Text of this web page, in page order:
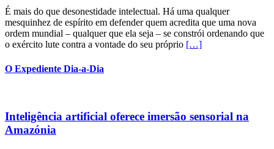
É mais do que desonestidade intelectual. Há uma qualquer
mesquinhez de espírito em defender quem acredita que uma nova
ordem mundial – qualquer que ela seja – se constrói ordenando que
o exército lute contra a vontade do seu próprio […]
O Expediente Dia-a-Dia
Inteligência artificial oferece imersão sensorial na
Amazónia